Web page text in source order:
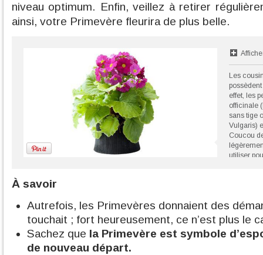
niveau optimum. Enfin, veillez à retirer
ainsi, votre Primevère fleurira de plus belle.
Les
effet, les
officinale
sans tige
Vulgaris)
Coucou
utiliser
À savoir
Autrefois, les Primevères donnaient des
touchait ; fort heureusement, ce n’est plus le
Sachez que la Primevère est symbole
de nouveau départ.